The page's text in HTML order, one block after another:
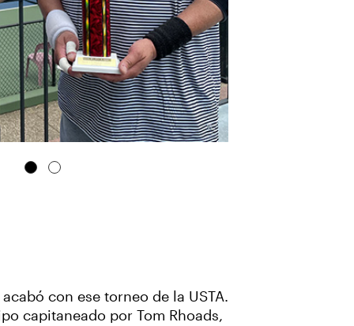
con ese torneo de la USTA.
capitaneado por Tom Rhoads,